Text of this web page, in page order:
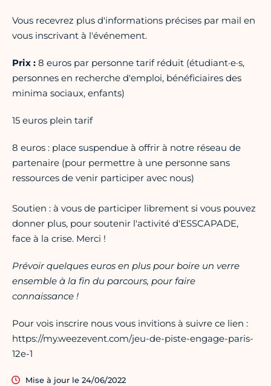
Vous recevrez plus d'informations précises par mail en
vous inscrivant à l'événement.
Prix : 8 euros par personne tarif réduit (étudiant·e·s,
personnes en recherche d'emploi, bénéficiaires des
minima sociaux, enfants)
15 euros plein tarif
8 euros : place suspendue à offrir à notre réseau de
partenaire (pour permettre à une personne sans
ressources de venir participer avec nous)
Soutien : à vous de participer librement si vous pouvez
donner plus, pour soutenir l'activité d'ESSCAPADE,
face à la crise. Merci !
Prévoir quelques euros en plus pour boire un verre
ensemble à la fin du parcours, pour faire
connaissance !
Pour vois inscrire nous vous invitions à suivre ce lien :
https://my.weezevent.com/jeu-de-piste-engage-paris-
12e-1
Mise à jour le 24/06/2022